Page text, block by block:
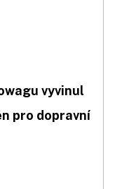
vyvinul
pro dopravní